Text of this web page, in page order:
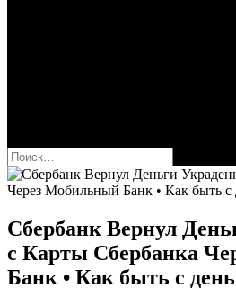
Найти:
Сбербанк Вернул
с Карты Сбербанка
Банк • Как быть с